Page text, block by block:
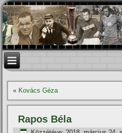
« Kovács Géza
Rapos Béla